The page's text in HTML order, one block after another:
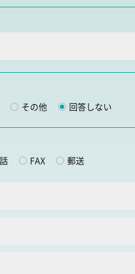
その他 回答しない
FAX 郵送